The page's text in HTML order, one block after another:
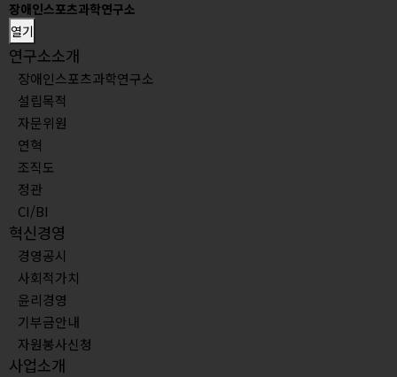
장애인스포츠과학연구소
열기
연구소소개
장애인스포츠과학연구소
설립목적
자문위원
연혁
조직도
정관
CI/BI
혁신경영
경영공시
사회적가치
윤리경영
기부금안내
자원봉사신청
사업소개